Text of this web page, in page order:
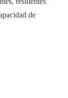
de